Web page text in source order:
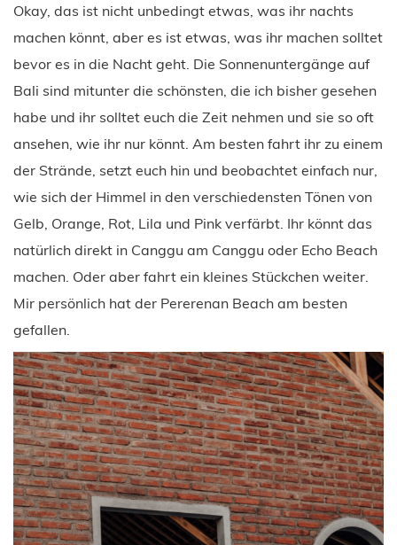
Okay, das ist nicht unbedingt etwas, was ihr nachts
machen könnt, aber es ist etwas, was ihr machen solltet
bevor es in die Nacht geht. Die Sonnenuntergänge auf
Bali sind mitunter die schönsten, die ich bisher gesehen
habe und ihr solltet euch die Zeit nehmen und sie so oft
ansehen, wie ihr nur könnt. Am besten fahrt ihr zu einem
der Strände, setzt euch hin und beobachtet einfach nur,
wie sich der Himmel in den verschiedensten Tönen von
Gelb, Orange, Rot, Lila und Pink verfärbt. Ihr könnt das
natürlich direkt in Canggu am Canggu oder Echo Beach
machen. Oder aber fahrt ein kleines Stückchen weiter.
Mir persönlich hat der Pererenan Beach am besten
gefallen.